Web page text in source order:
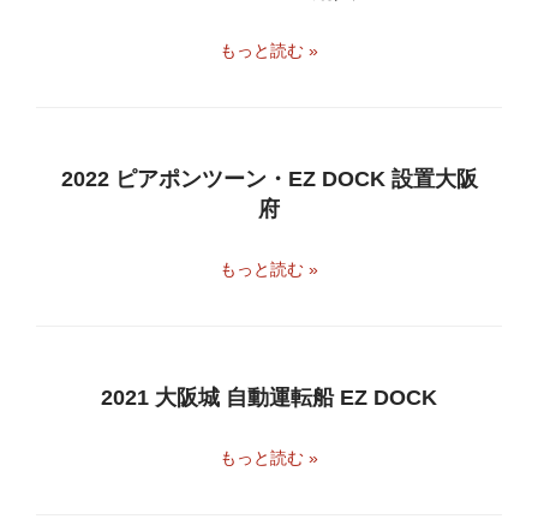
もっと読む »
2022 ピアポンツーン・EZ DOCK 設置大阪
府
もっと読む »
2021 大阪城 自動運転船 EZ DOCK
もっと読む »